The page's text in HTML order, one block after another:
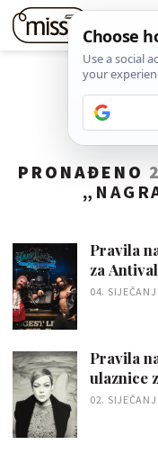
PRONAĐENO
„
Pravila
za
04.
Pravila
ulaznice
02.